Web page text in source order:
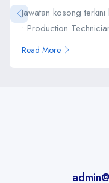
Jawatan kosong
• Production
Read More